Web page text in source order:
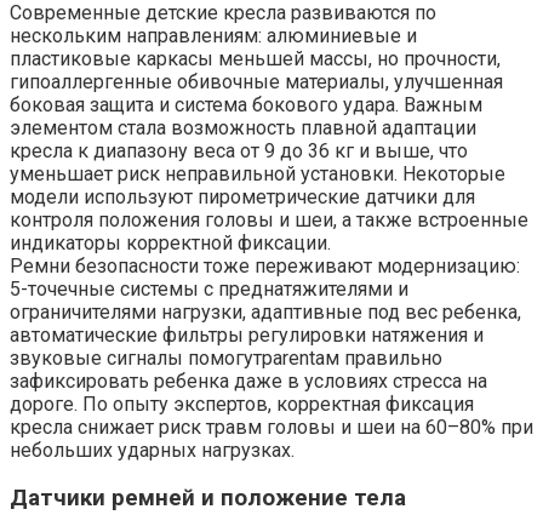
Современные детские кресла развиваются по
нескольким направлениям: алюминиевые и
пластиковые каркасы меньшей массы, но прочности,
гипоаллергенные обивочные материалы, улучшенная
боковая защита и система бокового удара. Важным
элементом стала возможность плавной адаптации
кресла к диапазону веса от 9 до 36 кг и выше, что
уменьшает риск неправильной установки. Некоторые
модели используют пирометрические датчики для
контроля положения головы и шеи, а также встроенные
индикаторы корректной фиксации.
Ремни безопасности тоже переживают модернизацию:
5-точечные системы с преднатяжителями и
ограничителями нагрузки, адаптивные под вес ребенка,
автоматические фильтры регулировки натяжения и
звуковые сигналы помогутparentам правильно
зафиксировать ребенка даже в условиях стресса на
дороге. По опыту экспертов, корректная фиксация
кресла снижает риск травм головы и шеи на 60–80% при
небольших ударных нагрузках.
Датчики ремней и положение тела